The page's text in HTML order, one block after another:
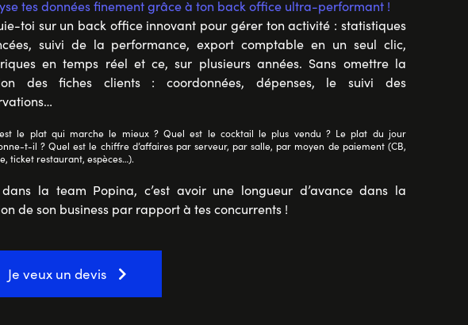
tes données finement grâce à ton back office ultra-performant !
toi sur un back office innovant pour gérer ton activité : statistiques
suivi de la performance, export comptable en un seul clic,
en temps réel et ce, sur plusieurs années. Sans omettre la
des fiches clients : coordonnées, dépenses, le suivi des
le plat qui marche le mieux ? Quel est le cocktail le plus vendu ? Le plat du jour
t-il ? Quel est le chiffre d’affaires par serveur, par salle, par moyen de paiement (CB,
ticket restaurant, espèces…).
dans la team Popina, c’est avoir une longueur d’avance dans la
de son business par rapport à tes concurrents !
Je veux un devis